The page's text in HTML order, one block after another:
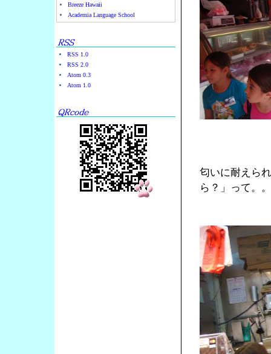
Breeze Hawaii
Academia Language School
RSS 1.0
RSS 2.0
Atom 0.3
Atom 1.0
匂いに耐えら
ら？」って。